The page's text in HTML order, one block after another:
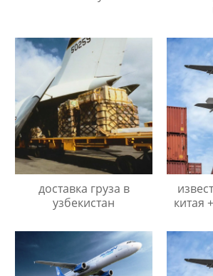
доставка груза в
узбекистан
китая